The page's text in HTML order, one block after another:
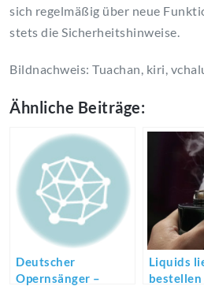
sich regelmäßig über neue
stets die Sicherheitshinweise.
Bildnachweis: Tuachan, kiri,
Ähnliche Beiträge:
Deutscher
Opernsänger –
Liquids